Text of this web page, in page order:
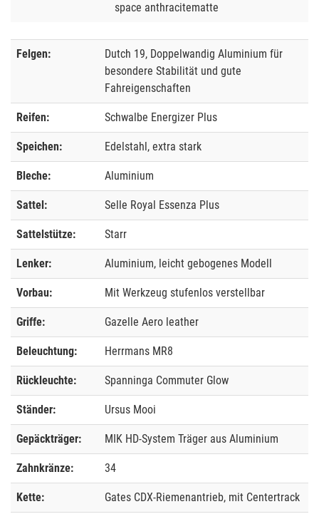
space anthracitematte
Felgen:
Dutch 19, Doppelwandig Aluminium für
besondere Stabilität und gute
Fahreigenschaften
Reifen: Schwalbe Energizer Plus
Speichen: Edelstahl, extra stark
Bleche: Aluminium
Sattel: Selle Royal Essenza Plus
Sattelstütze: Starr
Lenker: Aluminium, leicht gebogenes Modell
Vorbau: Mit Werkzeug stufenlos verstellbar
Griffe: Gazelle Aero leather
Beleuchtung: Herrmans MR8
Rückleuchte: Spanninga Commuter Glow
Ständer: Ursus Mooi
Gepäckträger: MIK HD-System Träger aus Aluminium
Zahnkränze: 34
Kette: Gates CDX-Riemenantrieb, mit Centertrack